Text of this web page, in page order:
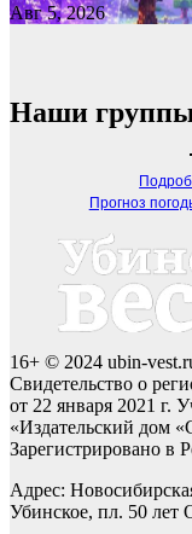
Авг 5, 2026
Наши
Прогноз
16+ © 2024 ubin-
Свидетельство о
от 22 января 2021 г.
«Издательский дом
Зарегистрировано в
Адрес:
Убинское, пл. 50 лет